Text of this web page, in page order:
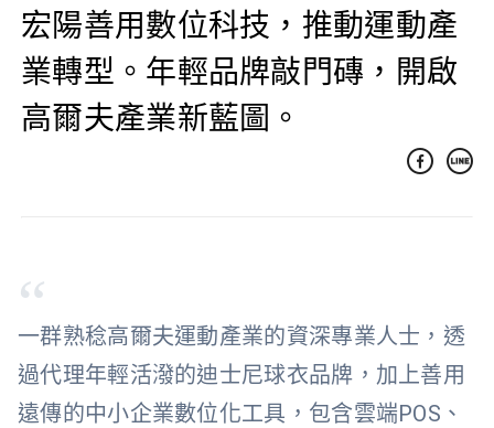
宏陽善用數位科技，推動運動產
業轉型。年輕品牌敲門磚，開啟
高爾夫產業新藍圖。
“
一群熟稔高爾夫運動產業的資深專業人士，透
過代理年輕活潑的迪士尼球衣品牌，加上善用
遠傳的中小企業數位化工具，包含雲端POS、